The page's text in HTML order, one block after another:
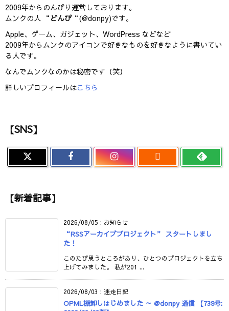
2009年からのんびり運営しております。
ムンクの人 “ どんぴ“(@donpy)です。
Apple、ゲーム、ガジェット、WordPress などなど
2009年からムンクのアイコンで好きなものを好きなように書いてい
る人です。
なんでムンクなのかは秘密です（笑）
詳しいプロフィールはこちら
【SNS】

【新着記事】
2026/08/05 : お知らせ
“RSSアーカイブプロジェクト” スタートしまし
た！
このたび思うところがあり、ひとつのプロジェクトを立ち
上げてみました。 私が201 ...
2026/08/03 : 迷走日記
OPML棚卸しはじめました ～ @donpy 通信 【739号: